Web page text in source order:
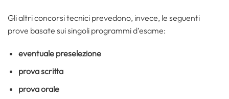
Gli altri concorsi tecnici prevedono, invece, le seguenti
prove basate sui singoli programmi d’esame:
eventuale preselezione
prova scritta
prova orale